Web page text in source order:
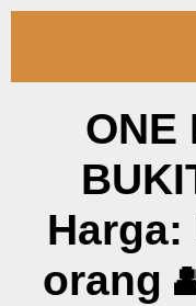
ONE
Harga:
orang